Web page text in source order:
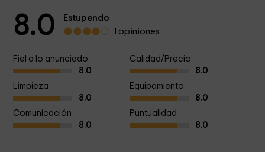
8.0
Estupendo
1 opiniones
Fiel a lo anunciado
8.0
Calidad/Precio
8.0
Limpieza
8.0
Equipamiento
8.0
Comunicación
8.0
Puntualidad
8.0